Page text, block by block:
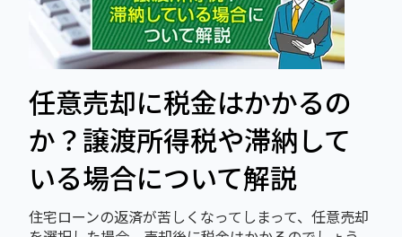
任意売却に税金はかかるの
か？譲渡所得税や滞納して
いる場合について解説
住宅ローンの返済が苦しくなってしまって、任意売却